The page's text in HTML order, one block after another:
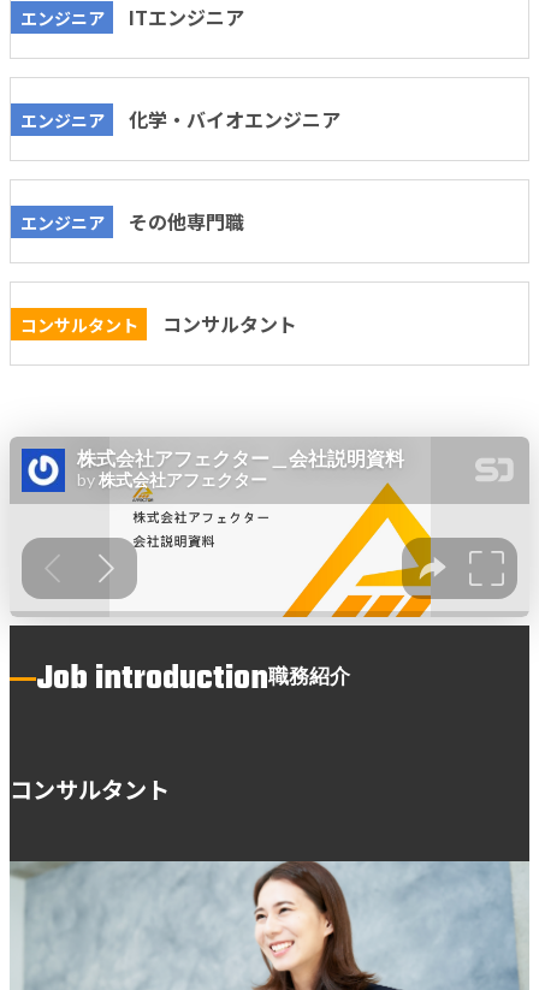
エンジニア ITエンジニア
エンジニア 化学・バイオエンジニア
エンジニア その他専門職
コンサルタント コンサルタント
Job introduction職務紹介
コンサルタント